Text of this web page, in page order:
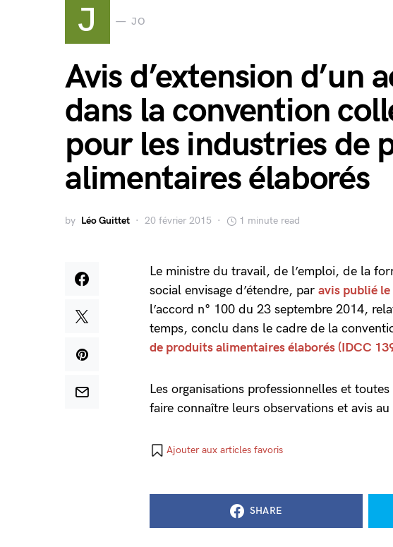
J JO
Avis d’extension d’un
dans la convention
pour les industries de
alimentaires élaborés
by Léo Guittet 20 février 2015 1 minute read
Le ministre du travail, de l’emploi, de la
social envisage d’étendre, par avis publié
l’accord n° 100 du 23 septembre 2014,
temps, conclu dans le cadre de la
de produits alimentaires élaborés (IDCC
Les organisations professionnelles et
faire connaître leurs observations et avis
Ajouter aux articles favoris
SHARE